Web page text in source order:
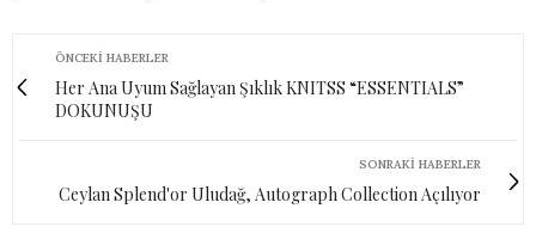
ÖNCEKI HABERLER
Her Ana Uyum Sağlayan Şıklık KNITSS “ESSENTIALS”
DOKUNUŞU
SONRAKI HABERLER
Ceylan Splend'or Uludağ, Autograph Collection Açılıyor